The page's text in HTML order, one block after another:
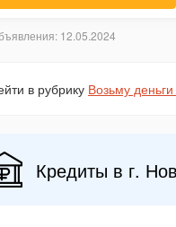
12.05.2024
в рубрику Возьму
Кредиты в г.